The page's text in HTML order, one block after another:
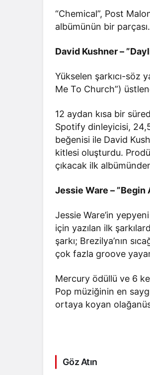
“Chemical”, Post
albümünün bir
David Kushner –
Yükselen şarkıcı-söz
Me To Church”)
12 aydan kısa bir
Spotify dinleyicisi,
beğenisi ile David
kitlesi oluşturdu.
çıkacak ilk
Jessie Ware – ”Begin
Jessie Ware’in yepyeni
için yazılan ilk
şarkı; Brezilya’nın
çok fazla groove
Mercury ödüllü ve 6
Pop müziğinin en
ortaya koyan
Göz Atın